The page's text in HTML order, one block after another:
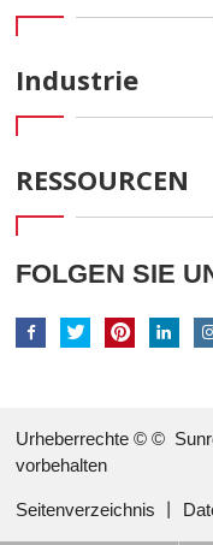
Industrie
RESSOURCEN
FOLGEN SIE
Urheberrechte © ©
vorbehalten
Seitenverzeichnis